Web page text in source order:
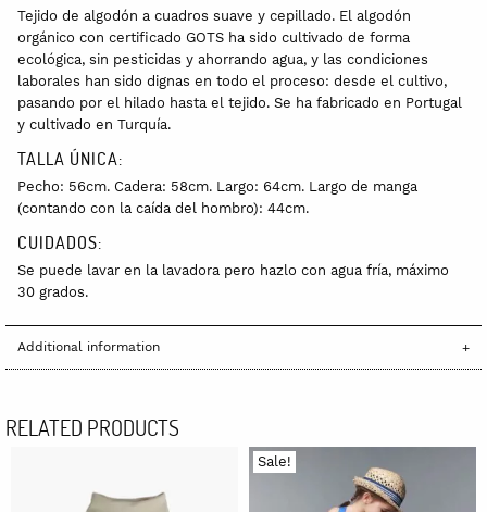
Tejido de algodón a cuadros suave y cepillado. El algodón
orgánico con certificado GOTS ha sido cultivado de forma
ecológica, sin pesticidas y ahorrando agua, y las condiciones
laborales han sido dignas en todo el proceso: desde el cultivo,
pasando por el hilado hasta el tejido. Se ha fabricado en Portugal
y cultivado en Turquía.
TALLA ÚNICA:
Pecho: 56cm. Cadera: 58cm. Largo: 64cm. Largo de manga
(contando con la caída del hombro): 44cm.
CUIDADOS:
Se puede lavar en la lavadora pero hazlo con agua fría, máximo
30 grados.
Additional information
RELATED PRODUCTS
Sale!